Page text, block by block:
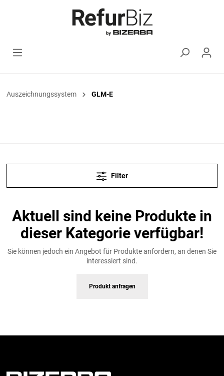
Auszeichnungssystem GLM-E
Filter
Aktuell sind keine Produkte in
dieser Kategorie verfügbar!
Sie können jedoch ein Angebot für Produkte anfordern, an denen Sie
interessiert sind.
Produkt anfragen